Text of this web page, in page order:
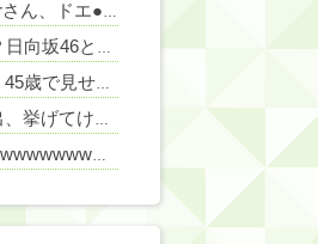
【画像】新人バーチャルYoutuberさん、ドエ●すぎるｗｗｗ
【日向坂46】今回はお手頃価格？日向坂46とBEAMSのコラボが決定！！
【画像】気象予報士・吉井明子、45歳で見せたビキニ姿がHすぎる
【速報】中村麗乃ちゃんの思い出、挙げてけwwwwwwwwwww
【朗報】増田三莉音さんの生足wwwwwwwwwwww
乃木坂46『オリコン上半期SG1位獲得!!』←もうこれ今が全盛期だろwwwwww